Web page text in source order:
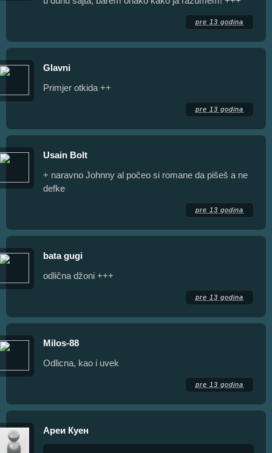
pre 13 godina
Glavni
Primjer otkida ++
pre 13 godina
Usain Bolt
+ naravno Johnny al počeo si romane da pišeš a ne
defke
pre 13 godina
bata gugi
odlična džoni +++
pre 13 godina
Milos-88
Odlicna, kao i uvek
pre 13 godina
Ареи Куен